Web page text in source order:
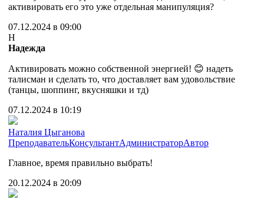
активировать его это уже отдельная манипуляция?
07.12.2024 в 09:00
Н
Надежда
Активировать можно собственной энергией! 😊 надеть
талисман и сделать то, что доставляет вам удовольствие
(танцы, шоппинг, вкусняшки и тд)
07.12.2024 в 10:19
Наталия Цыганова
ПреподавательКонсультантАдминистраторАвтор
Главное, время правильно выбрать!
20.12.2024 в 20:09